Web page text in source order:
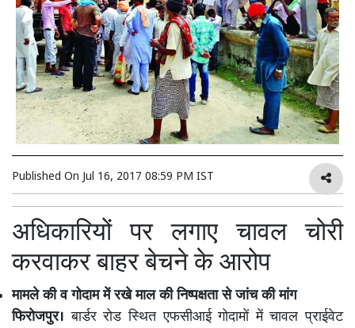
Published On Jul 16, 2017 08:59 PM IST
अधिकारियों पर लगाए चावल चोरी
करवाकर बाहर बेचने के आरोप
मामले की व गोदाम में रखे माल की निष्पक्षता से जांच की मांग
फिरोजपुर। बार्डर रोड स्थित एफसीआई गोदामों में चावल प्राईवेट